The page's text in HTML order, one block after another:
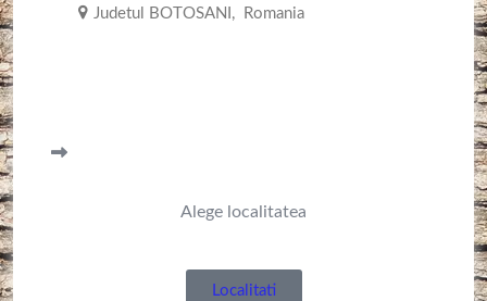
Judetul BOTOSANI , Romania
Alege localitatea
Localitati